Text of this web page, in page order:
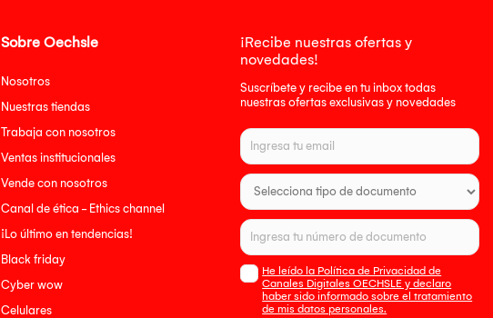
Sobre Oechsle
Nosotros
Nuestras tiendas
Trabaja con nosotros
Ventas institucionales
Vende con nosotros
Canal de ética - Ethics channel
¡Lo último en tendencias!
Black friday
Cyber wow
Celulares
¡Recibe nuestras ofertas y
novedades!
Suscríbete y recibe en tu inbox todas
nuestras ofertas exclusivas y novedades
He leído la Política de Privacidad de
Canales Digitales OECHSLE y declaro
haber sido informado sobre el tratamiento
de mis datos personales.